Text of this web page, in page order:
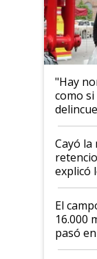
"Hay
como
al
habló
Cayó
explicó
El
16.000
pasó